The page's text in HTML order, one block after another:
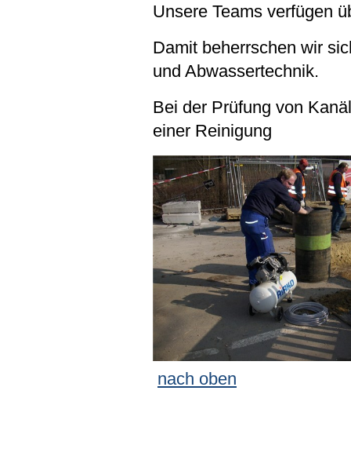
Unsere Teams verfügen
Damit beherrschen wir
und Abwassertechnik.
Bei der
einer Reinigung
nach oben